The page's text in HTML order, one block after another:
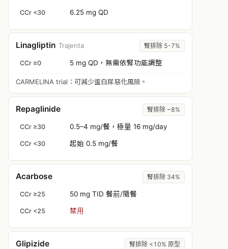
CCr <30 6.25 mg QD
Linagliptin Trajenta 腎排除 5-7%
CCr ≥0 5 mg QD， 無需依腎功能調整
CARMELINA trial：可減少蛋白尿惡化風險。
Repaglinide 腎排除 ~8%
CCr ≥30 0.5–4 mg/餐，極量 16 mg/day
CCr <30 起始 0.5 mg/餐
Acarbose 腎排除 34%
CCr ≥25 50 mg TID 餐前/隨餐
CCr <25 禁用
Glipizide 腎排除 <10% 原型